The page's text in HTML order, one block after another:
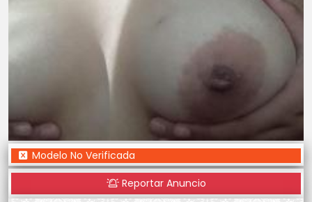
Modelo No Verificada
Reportar Anuncio